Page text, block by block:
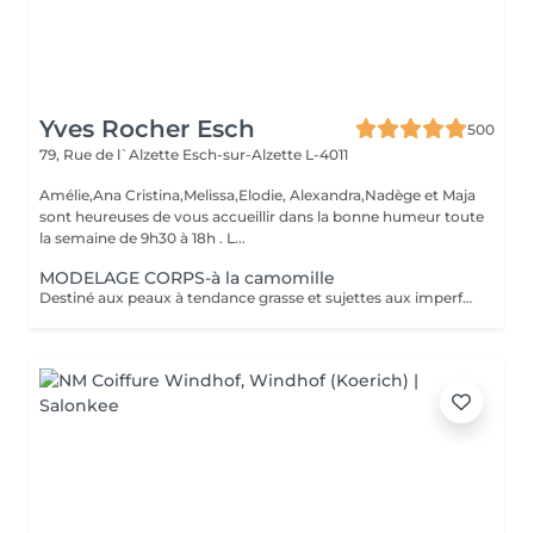
Yves Rocher Esch
500
79, Rue de l`Alzette Esch-sur-Alzette L-4011
Amélie,Ana Cristina,Melissa,Elodie, Alexandra,Nadège et Maja
sont heureuses de vous accueillir dans la bonne humeur toute
la semaine de 9h30 à 18h . L...
MODELAGE CORPS-à la camomille
Destiné aux peaux à tendance grasse et sujettes aux imperfections, ce soin purifie votre dos. Les mains de notre experte nettoient minutieusement votre peau et procèdent à un gommage désincrustant. Votre dos est net et purifié en profondeur. Bénéfices : Votre dos est net et purifié en profondeur.